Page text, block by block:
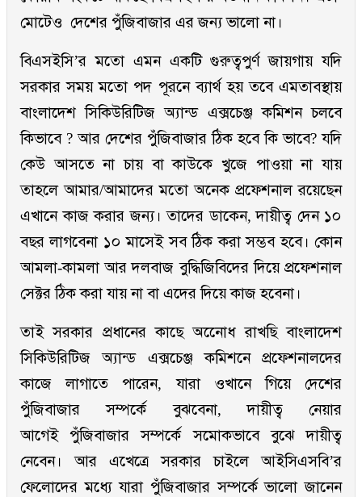
মোটেও দেশের পুঁজিবাজার এর জন্য ভালো না।
বিএসইসি’র মতো এমন একটি গুরুত্বপুর্ণ জায়গায় যদি
সরকার সময় মতো পদ পূরনে ব্যার্থ হয় তবে এমতাবস্থায়
বাংলাদেশ সিকিউরিটিজ অ্যান্ড এক্সচেঞ্জ কমিশন চলবে
কিভাবে ? আর দেশের পুঁজিবাজার ঠিক হবে কি ভাবে? যদি
কেউ আসতে না চায় বা কাউকে খুজে পাওয়া না যায়
তাহলে আমার/আমাদের মতো অনেক প্রফেশনাল রয়েছেন
এখানে কাজ করার জন্য। তাদের ডাকেন, দায়ীত্ব দেন ১০
বছর লাগবেনা ১০ মাসেই সব ঠিক করা সম্ভব হবে। কোন
আমলা-কামলা আর দলবাজ বুদ্ধিজিবিদের দিয়ে প্রফেশনাল
সেক্টর ঠিক করা যায় না বা এদের দিয়ে কাজ হবেনা।
তাই সরকার প্রধানের কাছে অনেোধ রাখছি বাংলাদেশ
সিকিউরিটিজ অ্যান্ড এক্সচেঞ্জ কমিশনে প্রফেশনালদের
কাজে লাগাতে পারেন, যারা ওখানে গিয়ে দেশের
পুঁজিবাজার সম্পর্কে বুঝবেনা, দায়ীত্ব নেয়ার
আগেই পুঁজিবাজার সম্পর্কে সমোকভাবে বুঝে দায়ীত্ব
নেবেন। আর এখেত্রে সরকার চাইলে আইসিএসবি’র
ফেলোদের মধ্যে যারা পুঁজিবাজার সম্পর্কে ভালো জানেন